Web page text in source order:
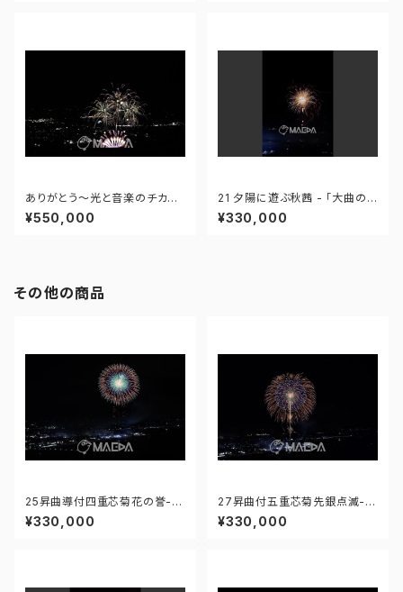
ありがとう～光と音楽のチカラ
～ - 大曲の花火―春の章―「新
作花火コレクション2024 世界
¥550,000
21 夕陽に遊ぶ秋茜 - 「大曲の
花火」第96回全国花火競技大会
- 172558419949425
¥330,000
その他の商品
25昇曲導付四重芯菊花の誉-大
曲の花火 第97回全国花火競技
大会 - 176675637027544
¥330,000
27昇曲付五重芯菊先銀点滅-大
曲の花火 第97回全国花火競技
大会 - 176675698053510
¥330,000